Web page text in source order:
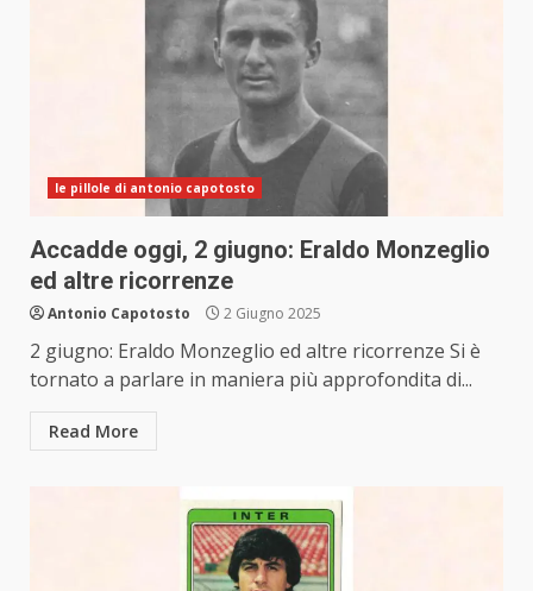
le pillole di antonio capotosto
Accadde oggi, 2 giugno: Eraldo Monzeglio
ed altre ricorrenze
Antonio Capotosto 2 Giugno 2025
2 giugno: Eraldo Monzeglio ed altre ricorrenze Si è
tornato a parlare in maniera più approfondita di...
Read More